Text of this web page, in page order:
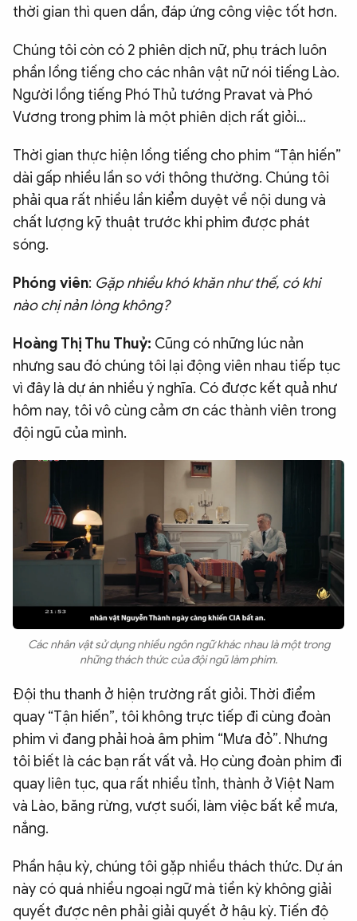
thời gian thì quen dần, đáp ứng công việc tốt hơn.
Chúng tôi còn có 2 phiên dịch nữ, phụ trách luôn
phần lồng tiếng cho các nhân vật nữ nói tiếng Lào.
Người lồng tiếng Phó Thủ tướng Pravat và Phó
Vương trong phim là một phiên dịch rất giỏi…
Thời gian thực hiện lồng tiếng cho phim “Tận hiến”
dài gấp nhiều lần so với thông thường. Chúng tôi
phải qua rất nhiều lần kiểm duyệt về nội dung và
chất lượng kỹ thuật trước khi phim được phát
sóng.
Phóng viên: Gặp nhiều khó khăn như thế, có khi
nào chị nản lòng không?
Hoàng Thị Thu Thuỷ: Cũng có những lúc nản
nhưng sau đó chúng tôi lại động viên nhau tiếp tục
vì đây là dự án nhiều ý nghĩa. Có được kết quả như
hôm nay, tôi vô cùng cảm ơn các thành viên trong
đội ngũ của mình.
Các nhân vật sử dụng nhiều ngôn ngữ khác nhau là một trong
những thách thức của đội ngũ làm phim.
Đội thu thanh ở hiện trường rất giỏi. Thời điểm
quay “Tận hiến”, tôi không trực tiếp đi cùng đoàn
phim vì đang phải hoà âm phim “Mưa đỏ”. Nhưng
tôi biết là các bạn rất vất vả. Họ cùng đoàn phim đi
quay liên tục, qua rất nhiều tỉnh, thành ở Việt Nam
và Lào, băng rừng, vượt suối, làm việc bất kể mưa,
nắng.
Phần hậu kỳ, chúng tôi gặp nhiều thách thức. Dự án
này có quá nhiều ngoại ngữ mà tiền kỳ không giải
quyết được nên phải giải quyết ở hậu kỳ. Tiến độ